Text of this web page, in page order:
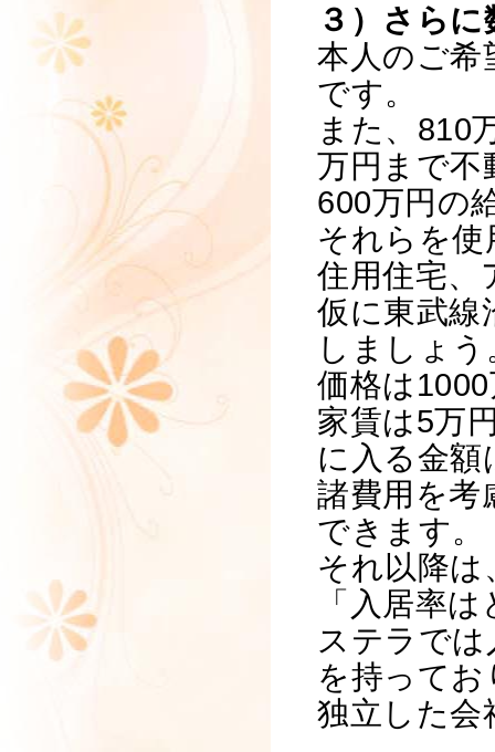
３）さらに
本人のご希
です。
また、810
万円まで不
600万円の
それらを使
住用住宅、
仮に東武線
しましょう
価格は
家賃は5万
に入る金額
諸費用を考
できます。
それ以降
「入居率
ステラで
を持って
独立した会